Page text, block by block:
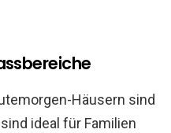
Häusern sind
ideal für Familien